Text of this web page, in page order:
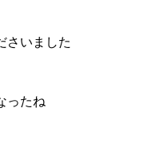
さいました
ったね